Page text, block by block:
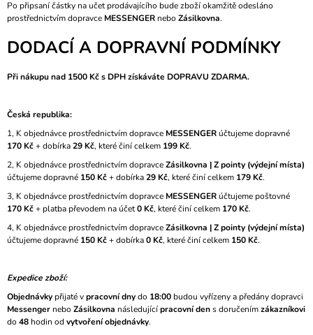
Po připsaní částky na učet prodávajícího bude zboží okamžitě odesláno
prostřednictvím dopravce MESSENGERnebo Zásilkovna.
DODACÍ A DOPRAVNÍ PODMÍNKY
Při nákupu nad 1500 Kč s DPH získáváte DOPRAVU ZDARMA.
Česká republika:
1, K objednávce prostřednictvím dopravce MESSENGERúčtujeme dopravné
170 Kč+ dobírka29 Kč, které činí celkem 199 Kč.
2, K objednávce prostřednictvím dopravceZásilkovna | Z pointy (výdejní místa)
účtujeme dopravné 150 Kč+ dobírka29 Kč, které činí celkem 179 Kč.
3, K objednávce prostřednictvím dopravce MESSENGERúčtujeme poštovné
170 Kč+ platba převodem na účet0 Kč, které činí celkem 170 Kč.
4, K objednávce prostřednictvím dopravceZásilkovna | Z pointy (výdejní místa)
účtujeme dopravné 150 Kč+ dobírka0 Kč, které činí celkem 150 Kč.
Expedice zboží:
Objednávkypřijaté vpracovní dnydo 18:00budou vyřízeny a předány dopravci
Messengernebo Zásilkovna následujícípracovní dens doručenímzákazníkovi
do 48hodin od vytvoření objednávky.
?
D
O
P
O
R
U
Č
U
M
E
KARTON